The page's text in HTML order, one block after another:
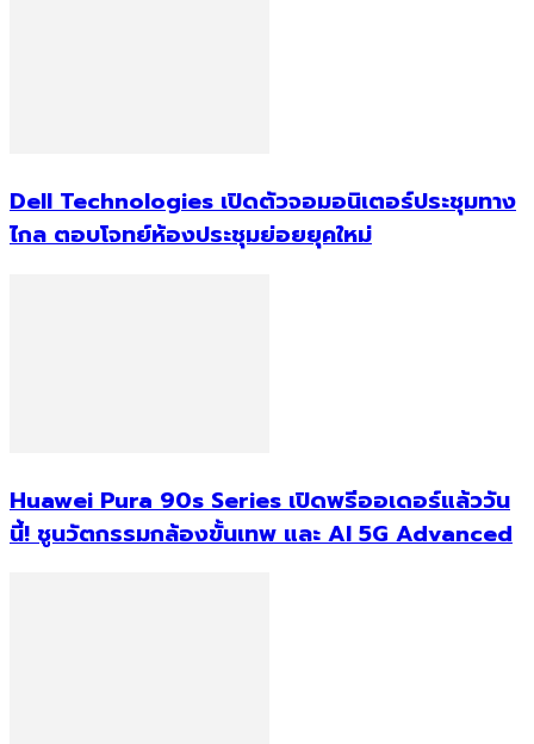
Dell Technologies เปิดตัวจอมอนิเตอร์ประชุมทาง
ไกล ตอบโจทย์ห้องประชุมย่อยยุคใหม่
Huawei Pura 90s Series เปิดพรีออเดอร์แล้ววัน
นี้! ชูนวัตกรรมกล้องขั้นเทพ และ AI 5G Advanced